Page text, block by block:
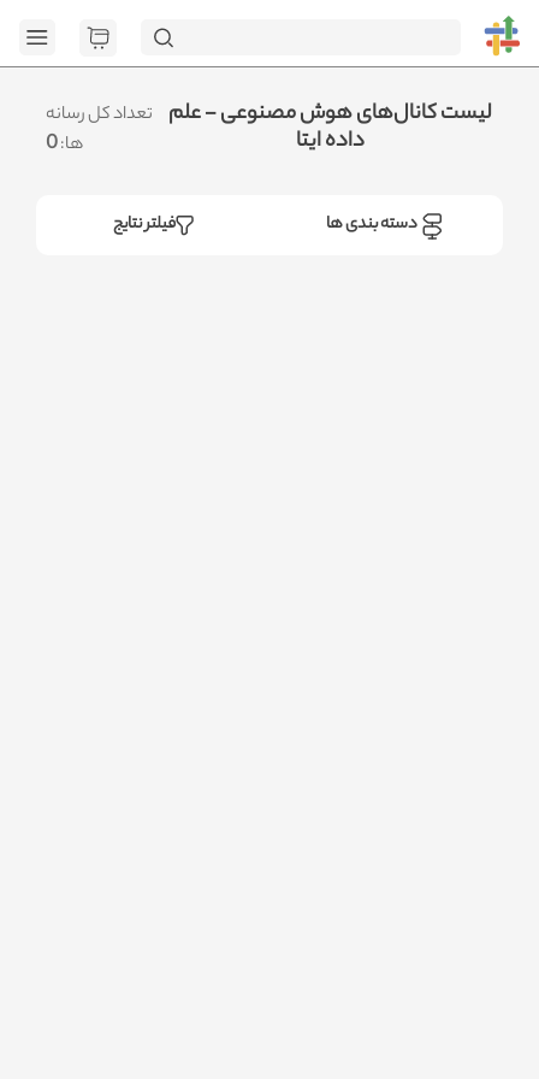
تعداد کل رسانه
ها:0
لیست کانال‌های هوش مصنوعی - علم
داده ایتا
فیلتر نتایج دسته بندی ها